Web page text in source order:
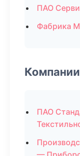
ПАО
Фабрика
ПАО